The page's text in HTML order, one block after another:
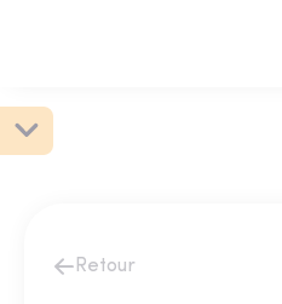
Retour